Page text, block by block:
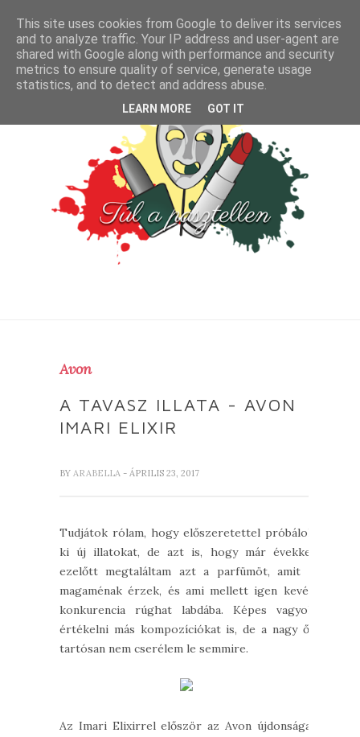
Avon
A TAVASZ ILLATA - AVON
IMARI ELIXIR
BY ARABELLA - ÁPRILIS 23, 2017
Tudjátok rólam, hogy előszeretettel próbálok
ki új illatokat, de azt is, hogy már évekkel
ezelőtt megtaláltam azt a parfümöt, amit a
magaménak érzek, és ami mellett igen kevés
konkurencia rúghat labdába. Képes vagyok
értékelni más kompozíciókat is, de a nagy őt
tartósan nem cserélem le semmire.
Az Imari Elixirrel először az Avon újdonságai
This site uses cookies from Google to deliver its services
and to analyze traffic. Your IP address and user-agent are
shared with Google along with performance and security
metrics to ensure quality of service, generate usage
statistics, and to detect and address abuse.
LEARN MORE GOT IT